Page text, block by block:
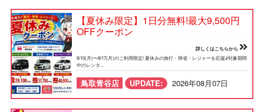
【夏休み限定】1日分無料!最大9,500円
OFFクーポン
詳しくはこちらから
8/10(月)〜8/17(月)のご利用限定! 夏休みの旅行・帰省・レジャーを応援♪対象期間
中のレンタ...
鳥取青谷店 UPDATE: 2026年08月07日